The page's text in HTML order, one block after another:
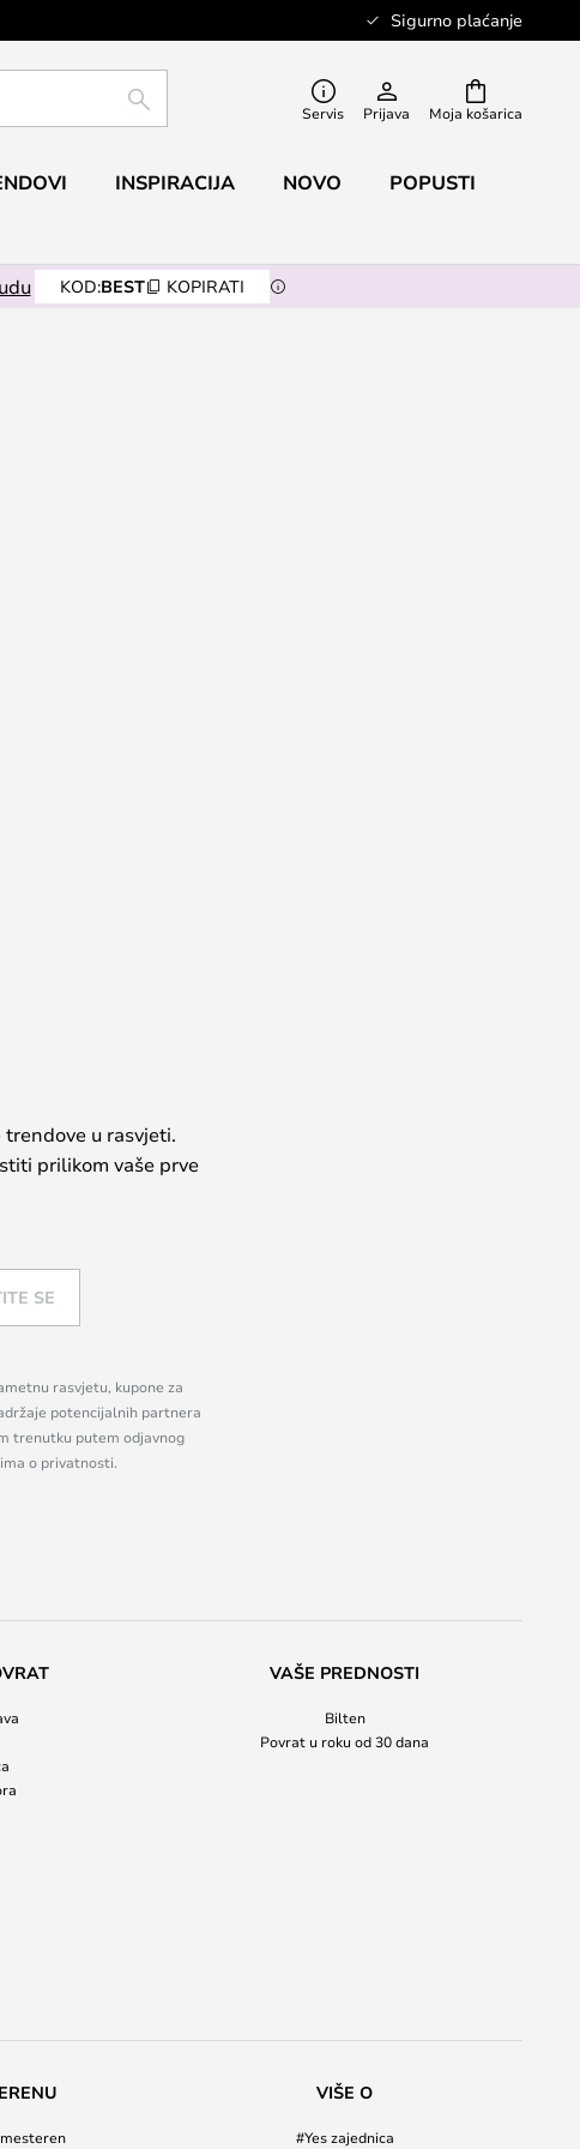
Sigurno plaćanje
Moja košarica
TRAŽI Servis Prijava
INSPIRACIJA NOVO POPUSTI
KOD:BEST KOPIRATI
u rasvjeti.
prilikom vaše prve
SE
rasvjetu, kupone za
potencijalnih partnera
trenutku putem odjavnog
o privatnosti.
VAŠE PREDNOSTI
Bilten
Povrat u roku od 30 dana
VIŠE O
#Yes zajednica